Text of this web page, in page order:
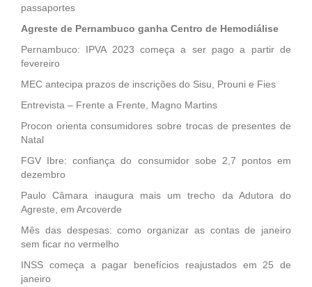
passaportes
Agreste de Pernambuco ganha Centro de Hemodiálise
Pernambuco: IPVA 2023 começa a ser pago a partir de
fevereiro
MEC antecipa prazos de inscrições do Sisu, Prouni e Fies
Entrevista – Frente a Frente, Magno Martins
Procon orienta consumidores sobre trocas de presentes de
Natal
FGV Ibre: confiança do consumidor sobe 2,7 pontos em
dezembro
Paulo Câmara inaugura mais um trecho da Adutora do
Agreste, em Arcoverde
Mês das despesas: como organizar as contas de janeiro
sem ficar no vermelho
INSS começa a pagar benefícios reajustados em 25 de
janeiro